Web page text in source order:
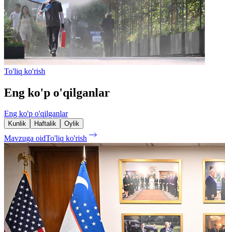
To'liq ko'rish
Eng ko'p o'qilganlar
Eng ko'p o'qilganlar
Kunlik Haftalik Oylik
Mavzuga oidTo'liq ko'rish